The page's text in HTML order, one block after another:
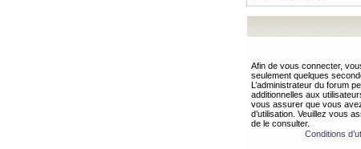
Afin de vous connecter,
seulement quelques
L’administrateur du forum
additionnelles aux
vous assurer que vous
d’utilisation. Veuillez vous
de le consulter.
Conditions